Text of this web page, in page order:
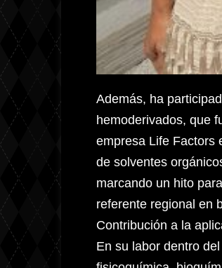
Además, ha
hemoderivados, que
empresa Life Factors
de solventes
marcando un hito
referente regional en
Contribución a la
En su labor dentro